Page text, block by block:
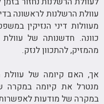
עוולת הרשלנות לראשונה
מעוולות דיני הנזיקין
כוונה. חדשנותה של
מהמזיק, להתכוון לנזק.
אך, האם קיומה של עוולת
מנטרל את קיומה במקרה
במקרה של מודעות